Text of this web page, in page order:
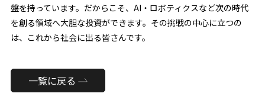
盤を持っています。だからこそ、AI・ロボティクスなど次の時代
を創る領域へ大胆な投資ができます。その挑戦の中心に立つの
は、これから社会に出る皆さんです。
一覧に戻る